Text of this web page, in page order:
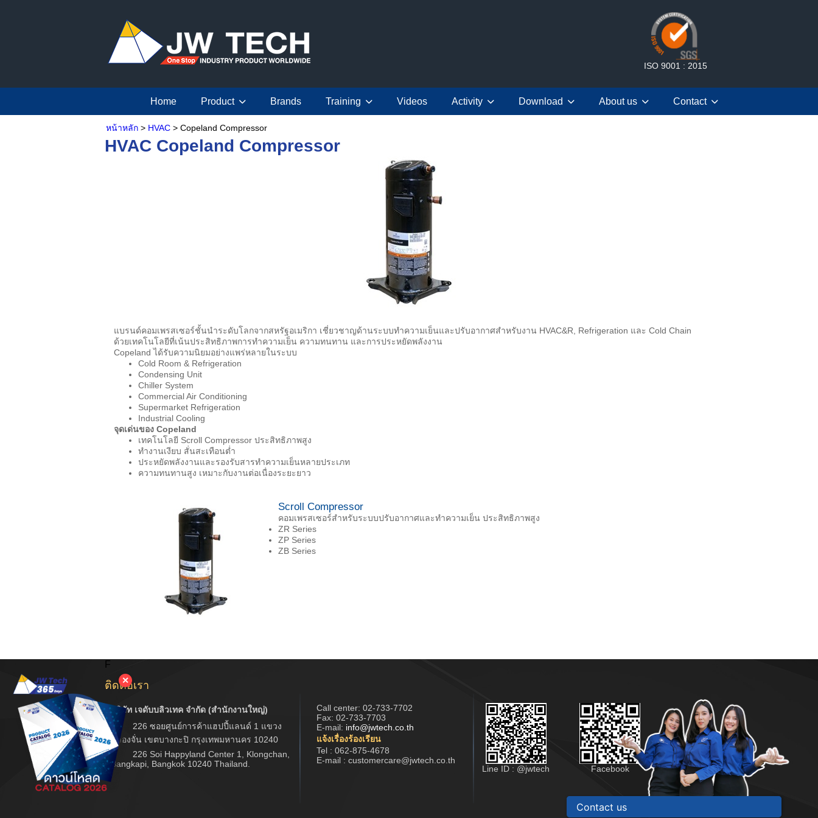
ISO 9001 : 2015
Home Product Brands Training Videos Activity Download About us Contact
หน้าหลัก > HVAC > Copeland Compressor
HVAC Copeland Compressor
แบรนด์คอมเพรสเซอร์ชั้นนำระดับโลกจากสหรัฐอเมริกา เชี่ยวชาญด้านระบบทำความเย็นและปรับอากาศสำหรับงาน HVAC&R, Refrigeration และ Cold Chain
ด้วยเทคโนโลยีที่เน้นประสิทธิภาพการทำความเย็น ความทนทาน และการประหยัดพลังงาน
Copeland ได้รับความนิยมอย่างแพร่หลายในระบบ
Cold Room & Refrigeration
Condensing Unit
Chiller System
Commercial Air Conditioning
Supermarket Refrigeration
Industrial Cooling
จุดเด่นของ Copeland
เทคโนโลยี Scroll Compressor ประสิทธิภาพสูง
ทำงานเงียบ สั่นสะเทือนต่ำ
ประหยัดพลังงานและรองรับสารทำความเย็นหลายประเภท
ความทนทานสูง เหมาะกับงานต่อเนื่องระยะยาว
Scroll Compressor
คอมเพรสเซอร์สำหรับระบบปรับอากาศและทำความเย็น ประสิทธิภาพสูง
ZR Series
ZP Series
ZB Series
F
ติดต่อเรา
บริษัท เจดับบลิวเทค จำกัด (สำนักงานใหญ่)
226 ซอยศูนย์การค้าแฮปปี้แลนด์ 1 แขวง
คลองจั่น เขตบางกะปิ กรุงเทพมหานคร 10240
226 Soi Happyland Center 1, Klongchan,
Bangkapi, Bangkok 10240 Thailand.
Call center: 02-733-7702
Fax: 02-733-7703
E-mail: info@jwtech.co.th
แจ้งเรื่องร้องเรียน
Tel : 062-875-4678
E-mail : customercare@jwtech.co.th
Line ID : @jwtech
Facebook
✕
Contact us